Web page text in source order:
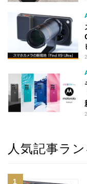
人気記事ラ